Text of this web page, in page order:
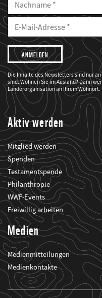
Nachname
E-
Mailadresse
E-
Adresse
Ich
möchte,
dass
der
WWF
mich
über
seine
Projekte
informiert.
Die Inhalte des Newsletters sind nur
sind. Wohnen Sie im Ausland? Dann
Länderorganisation an Ihrem Wohnort.
Aktiv werden
Mitglied werden
Spenden
Testamentspende
Philanthropie
WWF-Events
Freiwillig arbeiten
Medien
Medienmitteilungen
Medienkontakte